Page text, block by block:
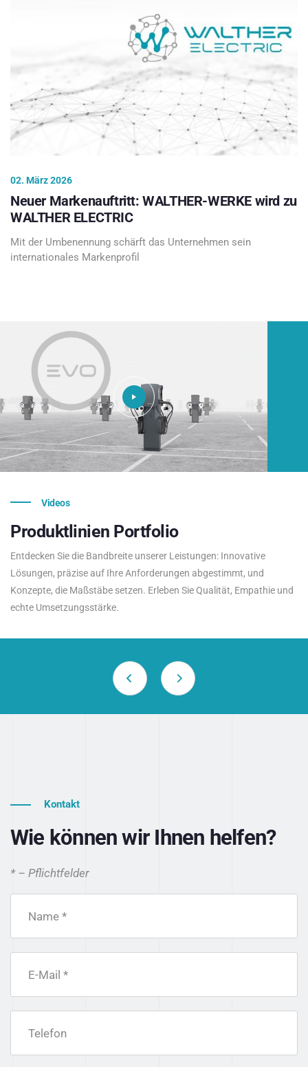
02. März 2026
Neuer Markenauftritt: WALTHER-WERKE wird zu
WALTHER ELECTRIC
Mit der Umbenennung schärft das Unternehmen sein
internationales Markenprofil
Videos
Produktlinien Portfolio
Entdecken Sie die Bandbreite unserer Leistungen: Innovative
Lösungen, präzise auf Ihre Anforderungen abgestimmt, und
Konzepte, die Maßstäbe setzen. Erleben Sie Qualität, Empathie und
echte Umsetzungsstärke.
Kontakt
Wie können wir Ihnen helfen?
* – Pflichtfelder
Name *
E-Mail *
Telefon